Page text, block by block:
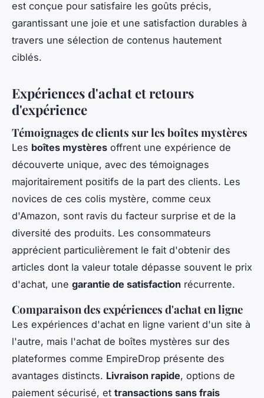
est conçue pour satisfaire les goûts précis,
garantissant une joie et une satisfaction durables à
travers une sélection de contenus hautement
ciblés.
Expériences d'achat et retours
d'expérience
Témoignages de clients sur les boîtes mystères
Les boîtes mystères offrent une expérience de
découverte unique, avec des témoignages
majoritairement positifs de la part des clients. Les
novices de ces colis mystère, comme ceux
d'Amazon, sont ravis du facteur surprise et de la
diversité des produits. Les consommateurs
apprécient particulièrement le fait d'obtenir des
articles dont la valeur totale dépasse souvent le prix
d'achat, une garantie de satisfaction récurrente.
Comparaison des expériences d'achat en ligne
Les expériences d'achat en ligne varient d'un site à
l'autre, mais l'achat de boîtes mystères sur des
plateformes comme EmpireDrop présente des
avantages distincts. Livraison rapide, options de
paiement sécurisé, et transactions sans frais